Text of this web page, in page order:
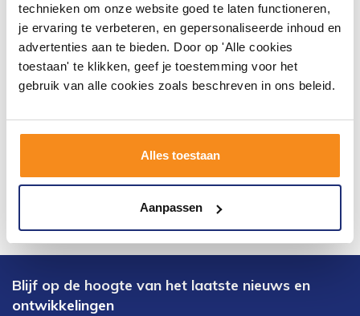
technieken om onze website goed te laten functioneren,
je ervaring te verbeteren, en gepersonaliseerde inhoud en
advertenties aan te bieden. Door op 'Alle cookies
toestaan' te klikken, geef je toestemming voor het
gebruik van alle cookies zoals beschreven in ons beleid.
Alles toestaan
Aanpassen
Blijf op de hoogte van het laatste nieuws en
ontwikkelingen